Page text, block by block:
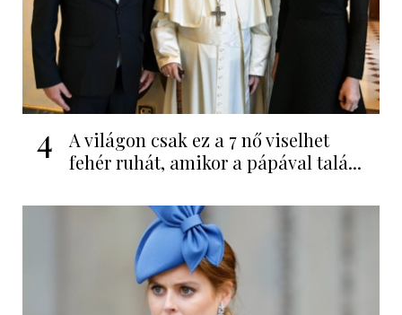
4
A világon csak ez a 7 nő viselhet
fehér ruhát, amikor a pápával talá...